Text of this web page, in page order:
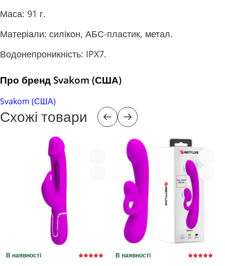
Маса: 91 г.
Матеріали: силікон, АБС-пластик, метал.
Водонепроникність: IPX7.
Про бренд Svakom (США)
Svakom (США)
Схожі товари
В наявності В наявності